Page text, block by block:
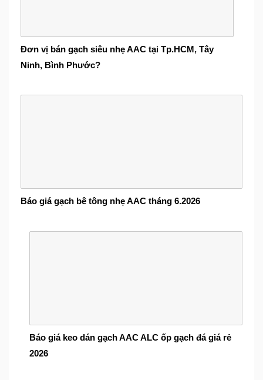
Đơn vị bán gạch siêu nhẹ AAC tại Tp.HCM, Tây
Ninh, Bình Phước?
Báo giá gạch bê tông nhẹ AAC tháng 6.2026
Báo giá keo dán gạch AAC ALC ốp gạch đá giá rẻ
2026